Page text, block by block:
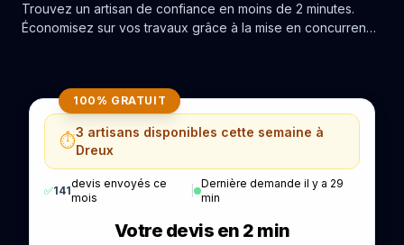
Trouvez un artisan de confiance en moins de 2 minutes.
Économisez sur vos travaux grâce à la mise en concurrence
100% GRATUIT
⏱️3 artisans disponibles cette semaine à
Dreux
✅141
devis envoyés ce
mois
|
Dernière demande il y a 29
min
Votre devis en 2 min